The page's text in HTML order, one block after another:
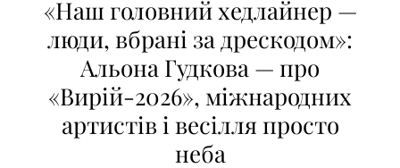
«Наш головний хедлайнер —
люди, вбрані за дрескодом»:
Альона Гудкова — про
«Вирій-2026», міжнародних
артистів і весілля просто
неба